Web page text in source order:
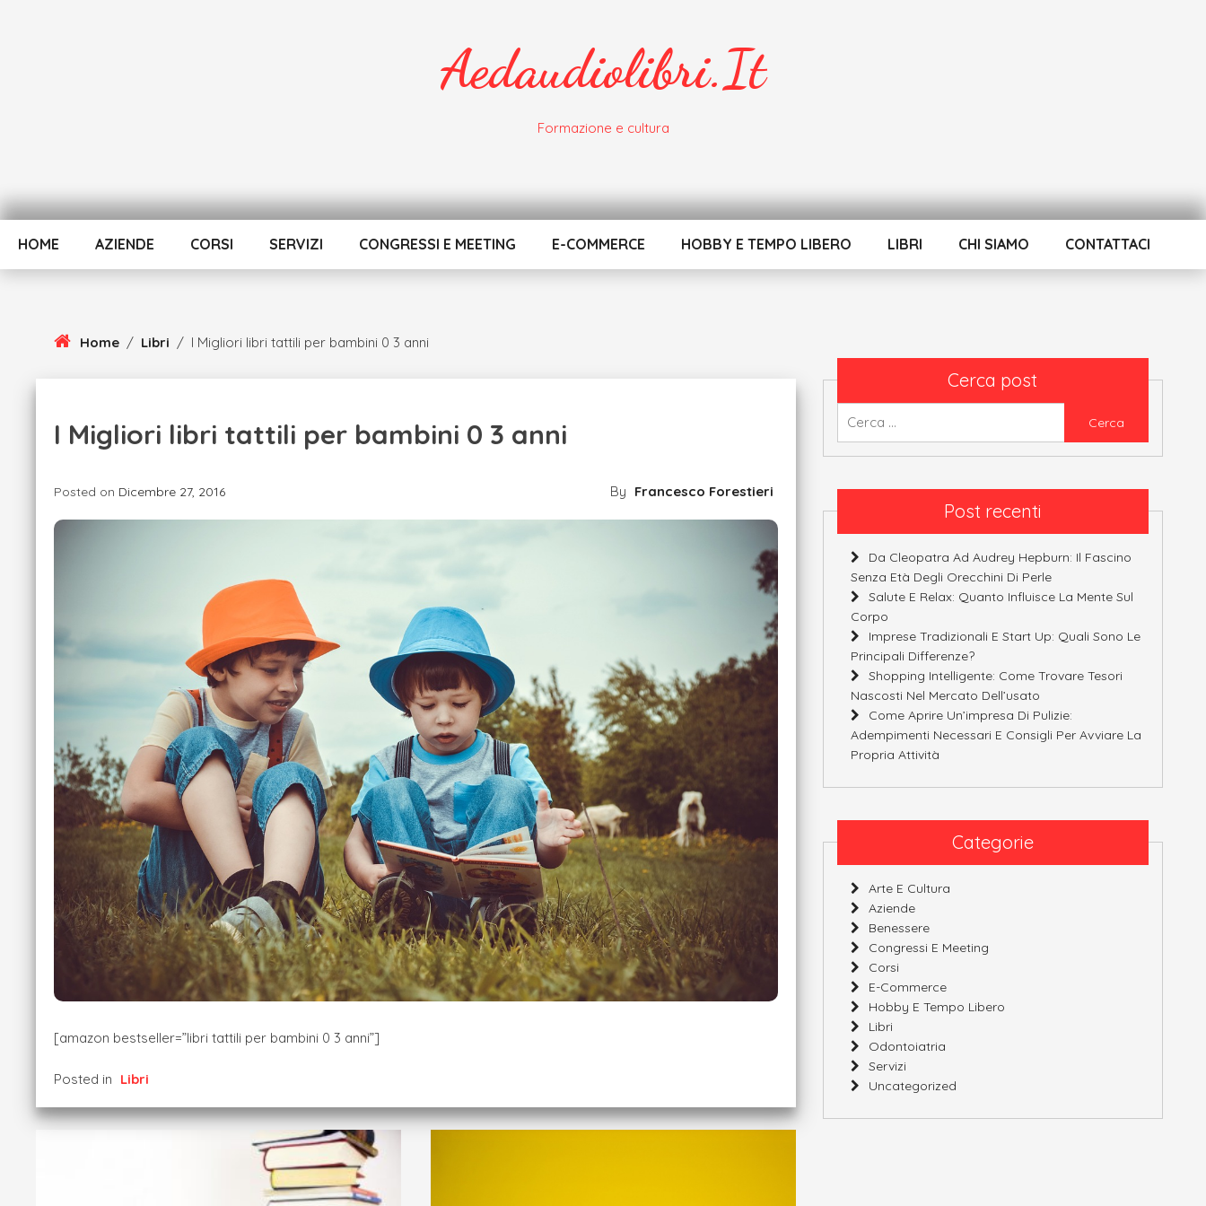
Aedaudiolibri.it
Formazione e cultura
HOME AZIENDE CORSI SERVIZI CONGRESSI E MEETING E-COMMERCE HOBBY E TEMPO LIBERO LIBRI CHI SIAMO CONTATTACI
Home / Libri / I Migliori libri tattili per bambini 0 3 anni
I Migliori libri tattili per bambini 0 3 anni
Posted on Dicembre 27, 2016 By Francesco Forestieri
[amazon bestseller=”libri tattili per bambini 0 3 anni”]
Posted in Libri
Cerca post
Post recenti
Da Cleopatra Ad Audrey Hepburn: Il Fascino
Senza Età Degli Orecchini Di Perle
Salute E Relax: Quanto Influisce La Mente Sul
Corpo
Imprese Tradizionali E Start Up: Quali Sono Le
Principali Differenze?
Shopping Intelligente: Come Trovare Tesori
Nascosti Nel Mercato Dell’usato
Come Aprire Un’impresa Di Pulizie:
Adempimenti Necessari E Consigli Per Avviare La
Propria Attività
Categorie
Arte E Cultura
Aziende
Benessere
Congressi E Meeting
Corsi
E-Commerce
Hobby E Tempo Libero
Libri
Odontoiatria
Servizi
Uncategorized